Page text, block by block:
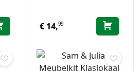
€14,99